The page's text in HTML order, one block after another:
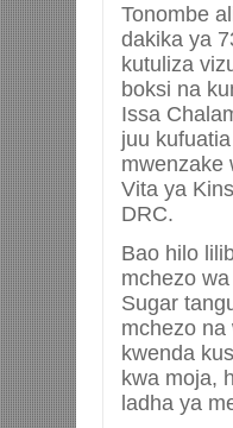
Tonombe
dakika ya
kutuliza
boksi na
Issa
juu
mwenzake
Vita ya
DRC.
Bao hilo
mchezo
Sugar
mchezo na
kwenda
kwa moja,
ladha ya